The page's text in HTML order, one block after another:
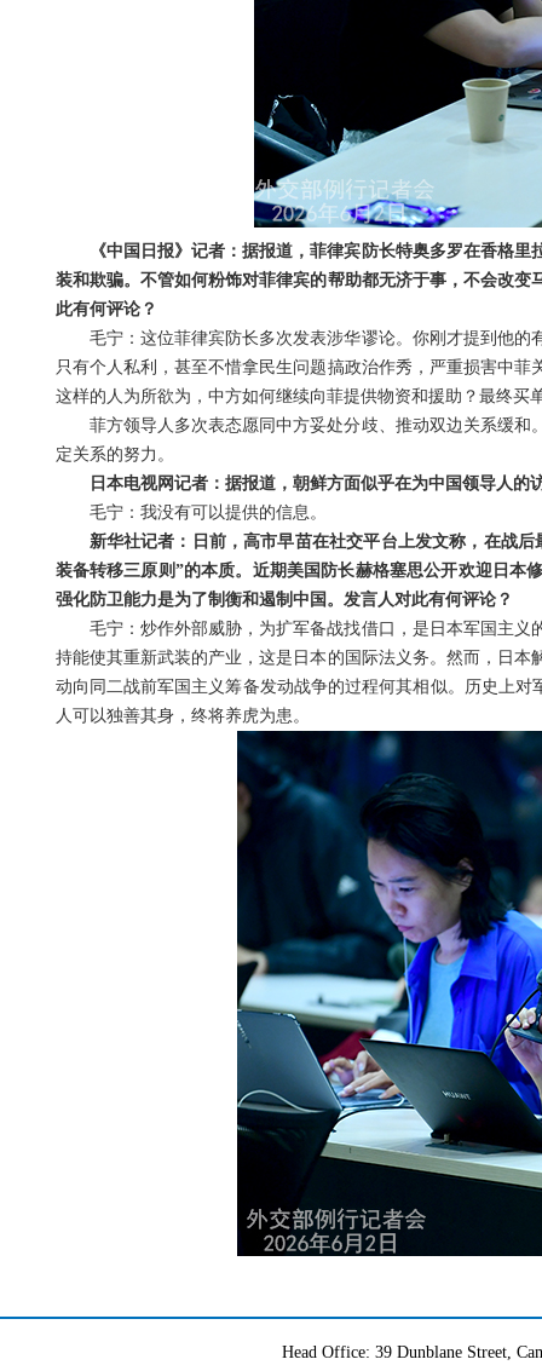
《中国日报》记者：据报道，菲律宾防长特奥多罗在香格
装和欺骗。不管如何粉饰对菲律宾的帮助都无济于事，不会改
此有何评论？
毛宁：这位菲律宾防长多次发表涉华谬论。你刚才提到他
只有个人私利，甚至不惜拿民生问题搞政治作秀，严重损害中
这样的人为所欲为，中方如何继续向菲提供物资和援助？最终买
菲方领导人多次表态愿同中方妥处分歧、推动双边关系缓
定关系的努力。
日本电视网记者：据报道，朝鲜方面似乎在为中国领导人的
毛宁：我没有可以提供的信息。
新华社记者：日前，高市早苗在社交平台上发文称，在战
装备转移三原则”的本质。近期美国防长赫格塞思公开欢迎日本
强化防卫能力是为了制衡和遏制中国。发言人对此有何评论？
毛宁：炒作外部威胁，为扩军备战找借口，是日本军国主
持能使其重新武装的产业，这是日本的国际法义务。然而，日
动向同二战前军国主义筹备发动战争的过程何其相似。历史上
人可以独善其身，终将养虎为患。
Head Office: 39 Dunblane Street,